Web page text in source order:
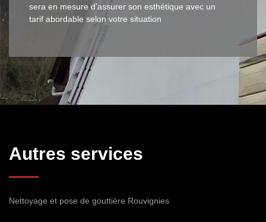
sera en mesure d’assurer son esthétique avec un
tarif abordable selon votre situation
Autres services
Nettoyage et pose de gouttière Rouvignies